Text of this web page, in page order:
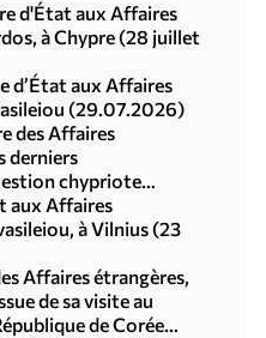
d'État aux Affaires
à Chypre (28 juillet
d’État aux Affaires
(29.07.2026)
des Affaires
derniers
chypriote
aux Affaires
à Vilnius (23
Affaires étrangères,
de sa visite au
de Corée